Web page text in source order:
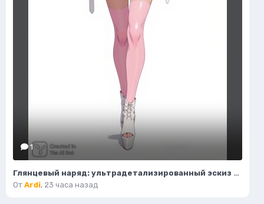
1
Глянцевый наряд: ультрадетализированный эскиз моды и гламура в стиле пастель. Картинка из нейронной сети Flux Ai
От Ardi, 23 часа назад